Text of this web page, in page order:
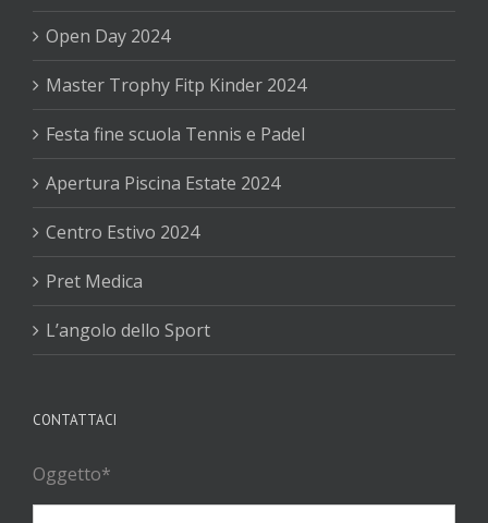
Open Day 2024
Master Trophy Fitp Kinder 2024
Festa fine scuola Tennis e Padel
Apertura Piscina Estate 2024
Centro Estivo 2024
Pret Medica
L’angolo dello Sport
CONTATTACI
Oggetto*